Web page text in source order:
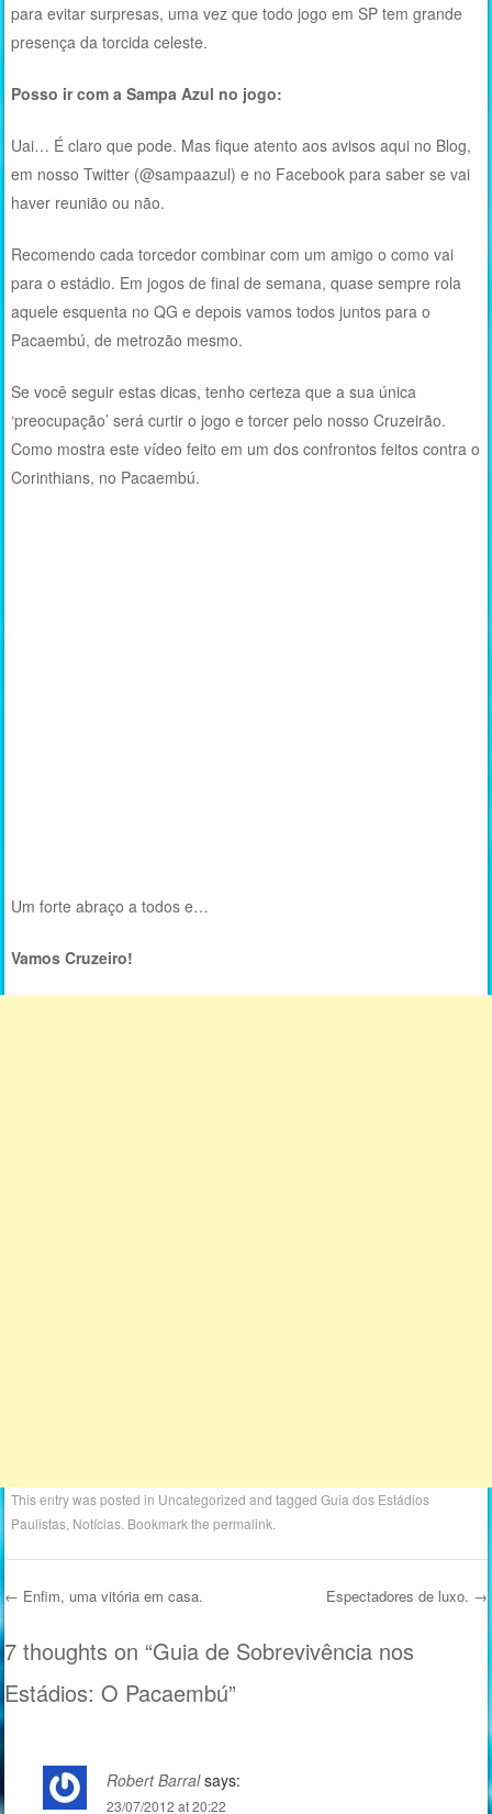
para evitar surpresas, uma vez que todo jogo em SP tem grande
presença da torcida celeste.
Posso ir com a Sampa Azul no jogo:
Uai… É claro que pode. Mas fique atento aos avisos aqui no Blog,
em nosso Twitter (@sampaazul) e no Facebook para saber se vai
haver reunião ou não.
Recomendo cada torcedor combinar com um amigo o como vai
para o estádio. Em jogos de final de semana, quase sempre rola
aquele esquenta no QG e depois vamos todos juntos para o
Pacaembú, de metrozão mesmo.
Se você seguir estas dicas, tenho certeza que a sua única
‘preocupação’ será curtir o jogo e torcer pelo nosso Cruzeirão.
Como mostra este vídeo feito em um dos confrontos feitos contra o
Corinthians, no Pacaembú.
Um forte abraço a todos e…
Vamos Cruzeiro!
This entry was posted in Uncategorized and taggedGuia dos Estádios
Paulistas Notícias . Bookmark thepermalink
Post navigation
← Enfim, uma vitória em casa. Espectadores de luxo. →
7 thoughts on “Guia de Sobrevivência nos
Estádios: O Pacaembú”
Robert Barral says:
23/07/2012 at 20:22